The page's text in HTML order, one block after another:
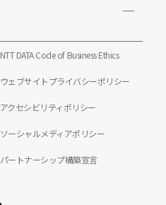
NTT DATA Code of Business Ethics
ウェブサイトプライバシーポリシー
アクセシビリティポリシー
ソーシャルメディアポリシー
パートナーシップ構築宣言